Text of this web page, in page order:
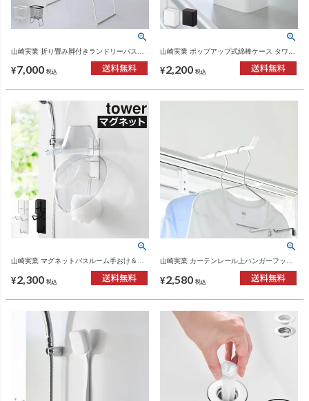
山崎実業 折り畳み脚付きランドリーバスケ
ズ
¥7,000 税込
山崎実業 ポップアップ式綿棒ケース タワー
¥2,200 税込
山崎実業 マグネットバスルーム手おけ＆湯
おけホルダー タワー tower | バスグッズ・タ
ワーシリーズ
¥2,300 税込
山崎実業 カーテンレール上ハンガーフック
タワー tower | バスグッズ・タワーシリーズ
¥2,580 税込